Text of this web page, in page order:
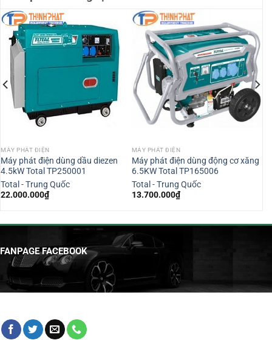
MÁY PHÁT ĐIỆN
Máy phát điện dùng dầu diezen
4.5kW Total TP250001
Total - Trung Quốc
22.000.000₫
MÁY PHÁT ĐIỆN
Máy phát điện dùng động cơ xăng
6.5KW Total TP165006
Total - Trung Quốc
13.700.000₫
FANPAGE FACEBOOK